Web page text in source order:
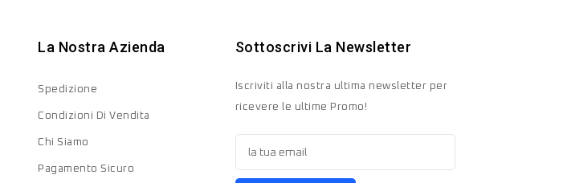
La Nostra Azienda
Spedizione
Condizioni Di Vendita
Chi Siamo
Pagamento Sicuro
Sottoscrivi La Newsletter
Iscriviti alla nostra ultima newsletter per
ricevere le ultime Promo!